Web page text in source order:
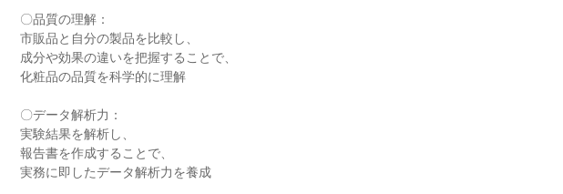
〇品質の理解：
市販品と自分の製品を比較し、
成分や効果の違いを把握することで、
化粧品の品質を科学的に理解
〇データ解析力：
実験結果を解析し、
報告書を作成することで、
実務に即したデータ解析力を養成